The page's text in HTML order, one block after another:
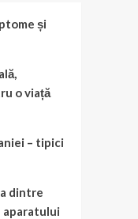
și
o viață
– tipici
dintre